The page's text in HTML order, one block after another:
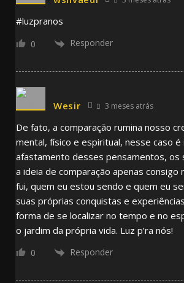
#luzpranos
0 Responder
Wesir 3 meses atrás
De fato, a comparação rumina nosso
mental, físico e espiritual, nesse caso é
afastamento desses pensamentos, os
a ideia de comparação apenas consigo
fui, quem eu estou sendo e quem eu
suas próprias conquistas e
forma de se localizar no tempo e no
o jardim da própria vida. Luz p’ra nós!
0 Responder